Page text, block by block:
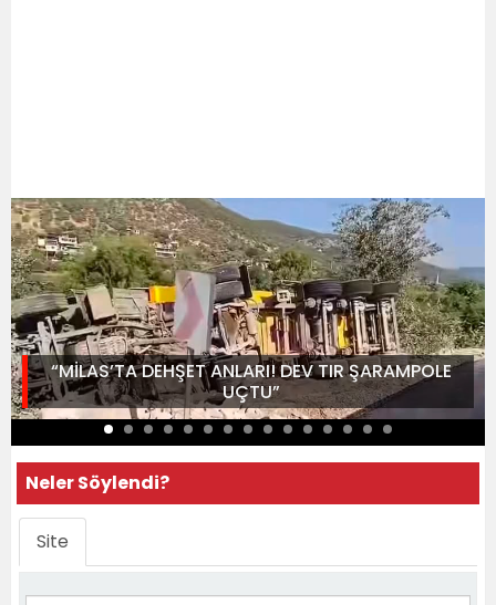
“MİLAS’TA DEHŞET ANLARI! DEV TIR ŞARAMPOLE
UÇTU”
Neler Söylendi?
Site